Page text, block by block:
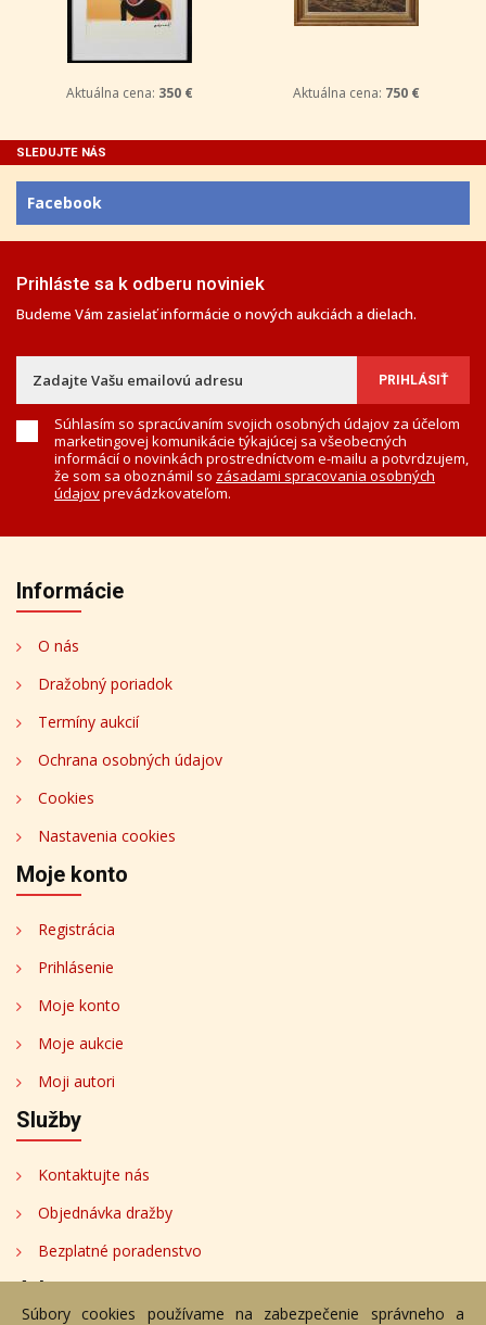
Aktuálna cena: 350 € Aktuálna cena: 750 €
SLEDUJTE NÁS
Facebook
Prihláste sa k odberu noviniek
Budeme Vám zasielať informácie o nových aukciách a dielach.
Súhlasím so spracúvaním svojich osobných údajov za účelom
marketingovej komunikácie týkajúcej sa všeobecných
informácií o novinkách prostredníctvom e-mailu a potvrdzujem,
že som sa oboznámil so zásadami spracovania osobných
údajovprevádzkovateľom.
Informácie
O nás
Dražobný poriadok
Termíny aukcií
Ochrana osobných údajov
Cookies
Nastavenia cookies
Moje konto
Registrácia
Prihlásenie
Moje konto
Moje aukcie
Moji autori
Služby
Kontaktujte nás
Objednávka dražby
Bezplatné poradenstvo
Adresa
Súbory cookies používame na zabezpečenie správneho a